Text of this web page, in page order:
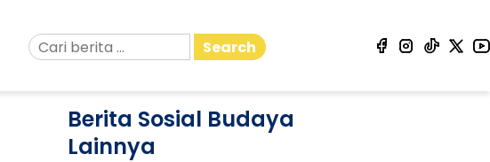
Search
Berita Sosial Budaya
Lainnya